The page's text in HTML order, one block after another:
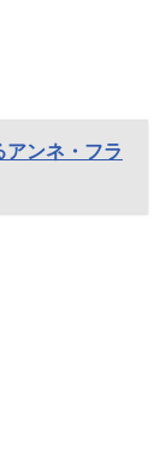
ンネ・フラ